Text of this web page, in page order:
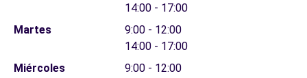
14:00 - 17:00
Martes
9:00 - 12:00
14:00 - 17:00
Miércoles
9:00 - 12:00